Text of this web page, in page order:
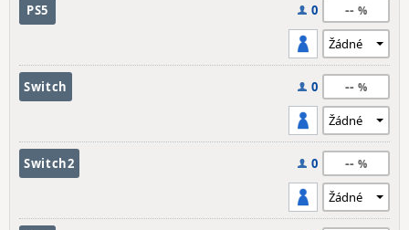
PS5 0 --
Switch 0 --
Switch2 0 --